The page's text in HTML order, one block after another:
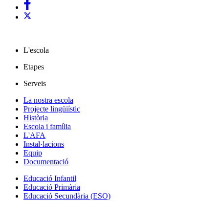
L'escola
Etapes
Serveis
La nostra escola
Projecte lingüiístic
Història
Escola i família
L'AFA
Instal·lacions
Equip
Documentació
Educació Infantil
Educació Primària
Educació Secundària (ESO)